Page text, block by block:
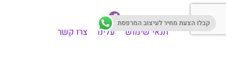
תנאי שימוש עלינו
צרו קשר
קבלו הצעת מחיר לעיצוב המרפסת